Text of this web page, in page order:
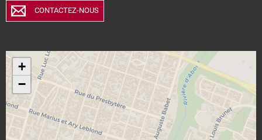
CONTACTEZ-NOUS
+
−